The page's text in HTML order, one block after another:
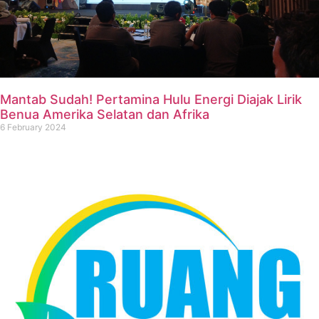
Mantab Sudah! Pertamina Hulu Energi Diajak Lirik
Benua Amerika Selatan dan Afrika
6 February 2024